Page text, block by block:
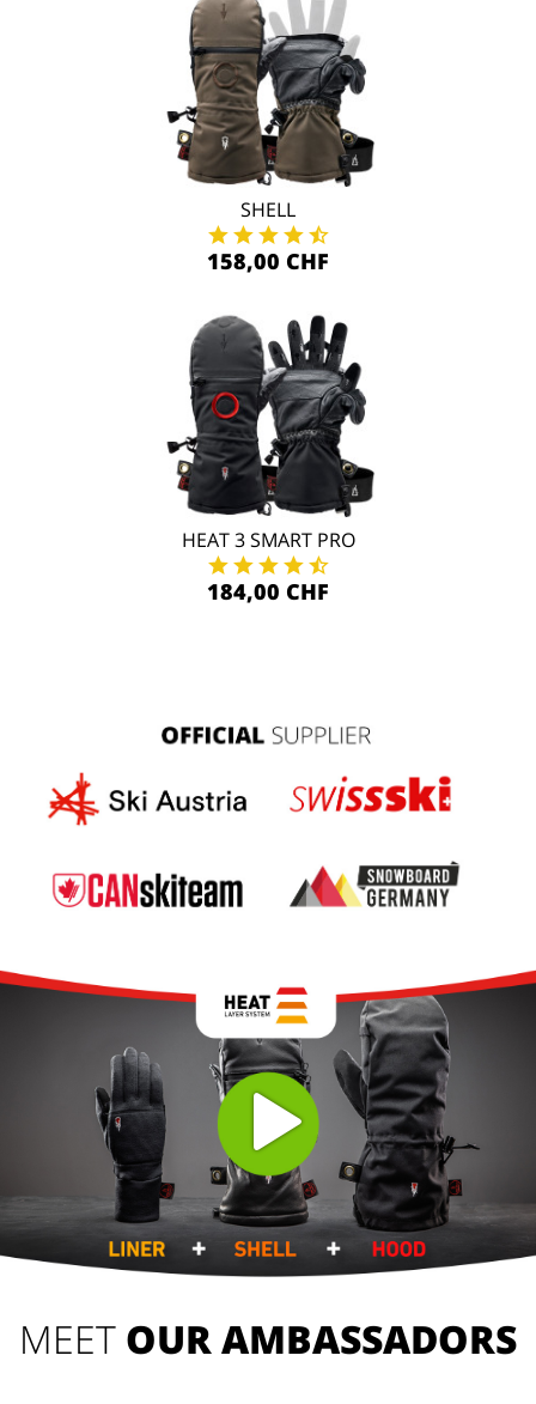
SHELL
158,00 CHF
HEAT 3 SMART PRO
184,00 CHF
MEET OUR AMBASSADORS